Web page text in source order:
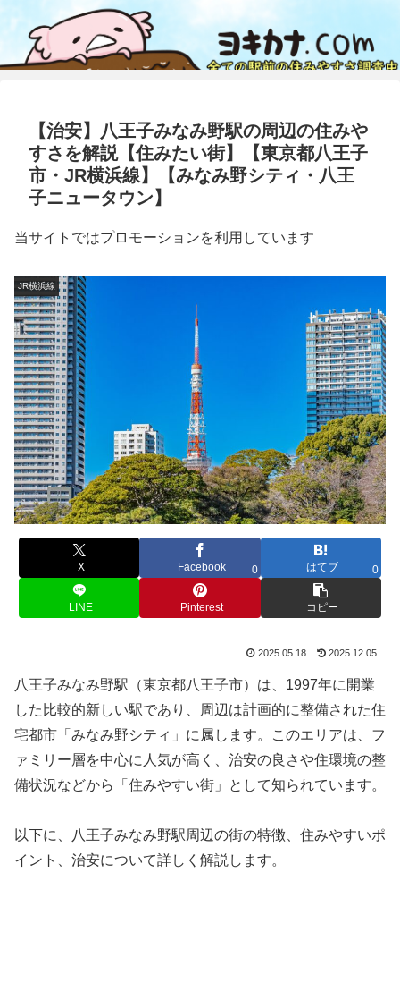
【治安】八王子みなみ野駅の周辺の住みや
すさを解説【住みたい街】【東京都八王子
市・JR横浜線】【みなみ野シティ・八王
子ニュータウン】
当サイトではプロモーションを利用しています
JR横浜線
X Facebook 0 はてブ 0
LINE Pinterest コピー
2025.05.18 2025.12.05
八王子みなみ野駅（東京都八王子市）は、1997年に開業
した比較的新しい駅であり、周辺は計画的に整備された住
宅都市「みなみ野シティ」に属します。このエリアは、フ
ァミリー層を中心に人気が高く、治安の良さや住環境の整
備状況などから「住みやすい街」として知られています。
以下に、八王子みなみ野駅周辺の街の特徴、住みやすいポ
イント、治安について詳しく解説します。